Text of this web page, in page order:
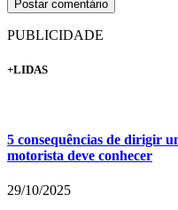
PUBLICIDADE
+LIDAS
5 consequências de dirigir
motorista deve conhecer
29/10/2025